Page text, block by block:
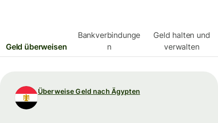
Geld überweisen
Bankverbindunge
n
Geld halten und
verwalten
Überweise Geld nach Ägypten